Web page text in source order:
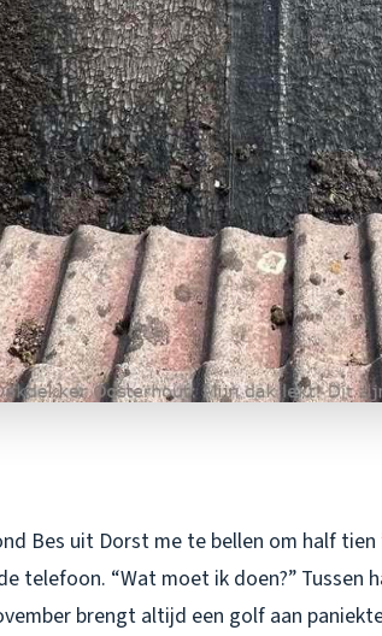
Bes uit Dorst me te bellen om half tien
telefoon. “Wat moet ik doen?” Tussen
brengt altijd een golf aan